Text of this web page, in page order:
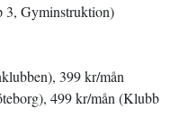
3, Gyminstruktion)
399 kr/mån
499 kr/mån (Klubb